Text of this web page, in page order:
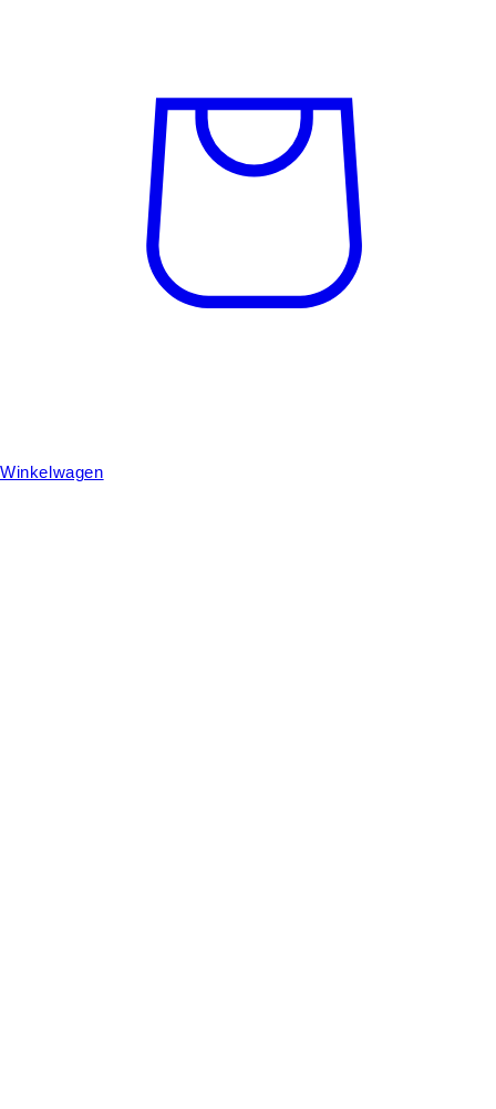
Winkelwagen